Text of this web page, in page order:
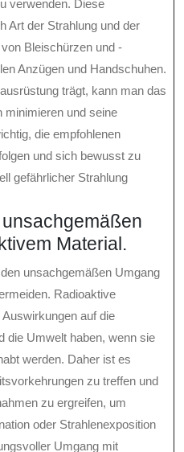
verwenden. Diese
Art der Strahlung und der
Bleischürzen und -
Anzügen und Handschuhen.
trägt, kann man das
minimieren und seine
die empfohlenen
und sich bewusst zu
gefährlicher Strahlung
Material.
unsachgemäßen Umgang
Radioaktive
auf die
die Umwelt haben, wenn sie
werden. Daher ist es
zu treffen und
zu ergreifen, um
oder Strahlenexposition
Umgang mit